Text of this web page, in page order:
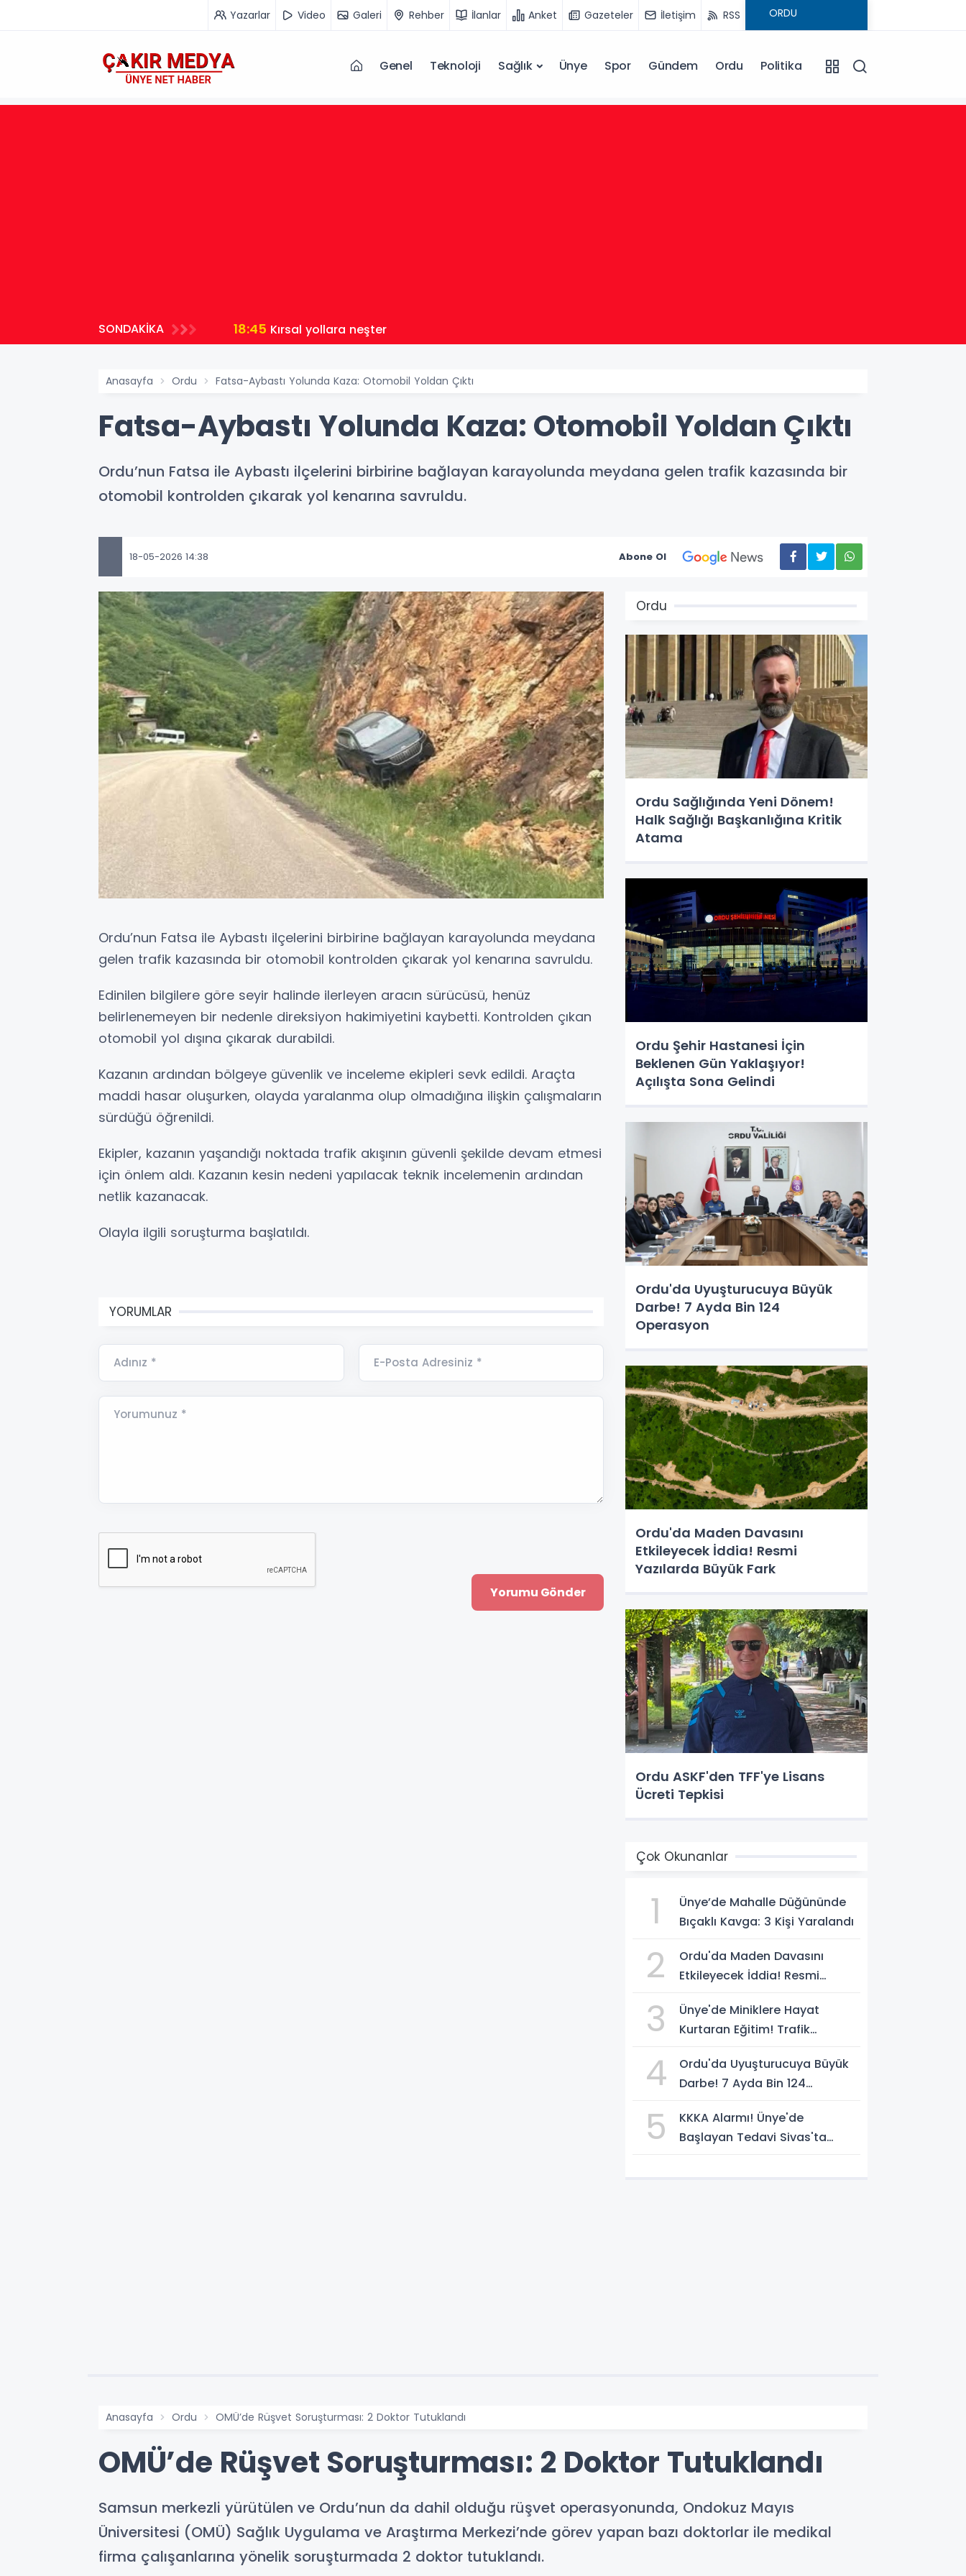
Yazarlar Video Galeri Rehber İlanlar Anket Gazeteler İletişim RSS
Genel Teknoloji Sağlık Ünye Spor Gündem Ordu Politika
SONDAKİKA 18:45 Kırsal yollara neşter
Anasayfa Ordu Fatsa-Aybastı Yolunda Kaza: Otomobil Yoldan Çıktı
Fatsa-Aybastı Yolunda Kaza: Otomobil Yoldan Çıktı
Ordu’nun Fatsa ile Aybastı ilçelerini birbirine bağlayan karayolunda meydana gelen trafik kazasında bir
otomobil kontrolden çıkarak yol kenarına savruldu.
18-05-2026 14:38 Abone Ol
Ordu’nun Fatsa ile Aybastı ilçelerini birbirine bağlayan karayolunda meydana
gelen trafik kazasında bir otomobil kontrolden çıkarak yol kenarına savruldu.
Edinilen bilgilere göre seyir halinde ilerleyen aracın sürücüsü, henüz
belirlenemeyen bir nedenle direksiyon hakimiyetini kaybetti. Kontrolden çıkan
otomobil yol dışına çıkarak durabildi.
Kazanın ardından bölgeye güvenlik ve inceleme ekipleri sevk edildi. Araçta
maddi hasar oluşurken, olayda yaralanma olup olmadığına ilişkin çalışmaların
sürdüğü öğrenildi.
Ekipler, kazanın yaşandığı noktada trafik akışının güvenli şekilde devam etmesi
için önlem aldı. Kazanın kesin nedeni yapılacak teknik incelemenin ardından
netlik kazanacak.
Olayla ilgili soruşturma başlatıldı.
YORUMLAR
Adınız * E-Posta Adresiniz *
Yorumunuz *
Ordu
Ordu Sağlığında Yeni Dönem!
Halk Sağlığı Başkanlığına Kritik
Atama
Ordu Şehir Hastanesi İçin
Beklenen Gün Yaklaşıyor!
Açılışta Sona Gelindi
Ordu'da Uyuşturucuya Büyük
Darbe! 7 Ayda Bin 124
Operasyon
Ordu'da Maden Davasını
Etkileyecek İddia! Resmi
Yazılarda Büyük Fark
Ordu ASKF'den TFF'ye Lisans
Ücreti Tepkisi
Çok Okunanlar
1
Ünye’de Mahalle Düğününde
Bıçaklı Kavga: 3 Kişi Yaralandı
2
Ordu'da Maden Davasını
Etkileyecek İddia! Resmi
3
Ünye'de Miniklere Hayat
Kurtaran Eğitim! Trafik
4
Ordu'da Uyuşturucuya Büyük
Darbe! 7 Ayda Bin 124
5
KKKA Alarmı! Ünye'de
Başlayan Tedavi Sivas'ta
Anasayfa Ordu OMÜ’de Rüşvet Soruşturması: 2 Doktor Tutuklandı
OMÜ’de Rüşvet Soruşturması: 2 Doktor Tutuklandı
Samsun merkezli yürütülen ve Ordu’nun da dahil olduğu rüşvet operasyonunda, Ondokuz Mayıs
Üniversitesi (OMÜ) Sağlık Uygulama ve Araştırma Merkezi’nde görev yapan bazı doktorlar ile medikal
firma çalışanlarına yönelik soruşturmada 2 doktor tutuklandı.